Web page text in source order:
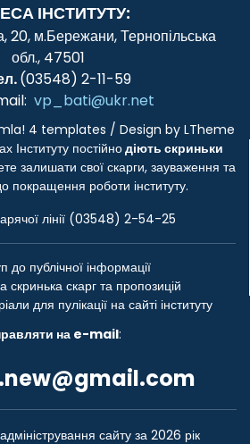
ІНСТИТУТУ:
20, м.Бережани, Тернопільська
обл., 47501
(03548) 2-11-59
vp_bati@ukr.net
4 templates / Design by LTheme
Інституту постійнодіють скриньки
залишати свої скарги, зауваження та
покращення роботи інституту.
лінії (03548) 2-54-25
до публічної інформації
скринька скарг та пропозицій
для пулікації на сайті інституту
на e-mail:
сайту за 2026 рік